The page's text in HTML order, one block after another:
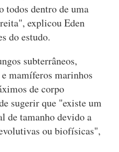
todos dentro de uma
explicou Eden
do estudo.
subterrâneos,
mamíferos marinhos
de corpo
sugerir que "existe um
de tamanho devido a
ou biofísicas",